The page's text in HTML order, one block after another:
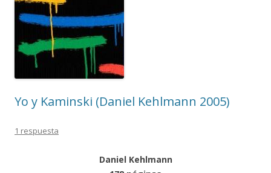
Yo y Kaminski (Daniel Kehlmann 2005)
1 respuesta
Daniel Kehlmann